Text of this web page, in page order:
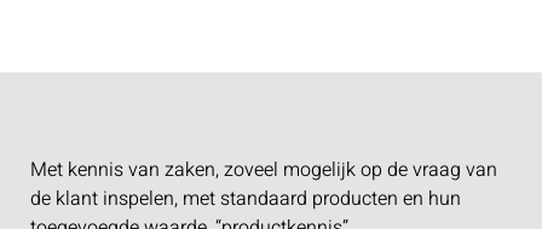
Met kennis van zaken, zoveel mogelijk op de vraag van
de klant inspelen, met standaard producten en hun